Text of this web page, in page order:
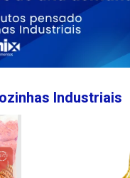
Industriais